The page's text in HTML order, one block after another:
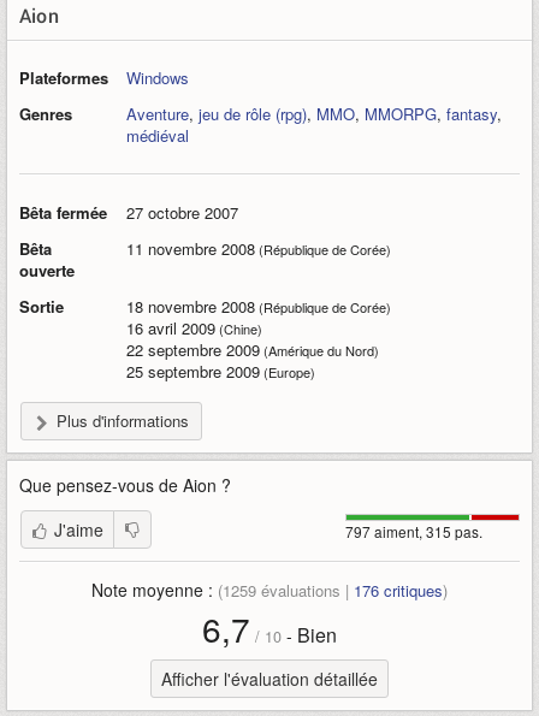
Aion
Plateformes
Windows
Genres
Aventure, jeu de rôle (rpg), MMO, MMORPG, fantasy,
médiéval
Bêta fermée
27 octobre 2007
Bêta
ouverte
11 novembre 2008(République de Corée)
Sortie 18 novembre 2008(République de Corée)
16 avril 2009(Chine)
22 septembre 2009(Amérique du Nord)
25 septembre 2009(Europe)
Plus d'informations
Que pensez-vous de Aion ?
797 aiment, 315 pas.
J'aime
Note moyenne : (1259 évaluations | 176 critiques)
6,7 / 10 - Bien
Afficher l'évaluation détaillée